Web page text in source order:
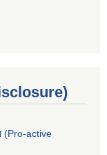
(Pro-active